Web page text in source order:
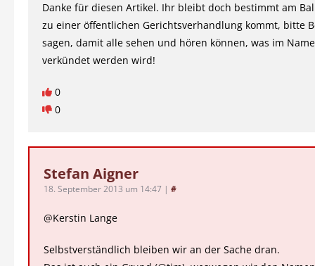
Danke für diesen Artikel. Ihr bleibt doch bestimmt am
zu einer öffentlichen Gerichtsverhandlung kommt, bitte
sagen, damit alle sehen und hören können, was im
verkündet werden wird!
0
0
Stefan Aigner
18. September 2013 um 14:47 | #
@Kerstin Lange
Selbstverständlich bleiben wir an der Sache dran.